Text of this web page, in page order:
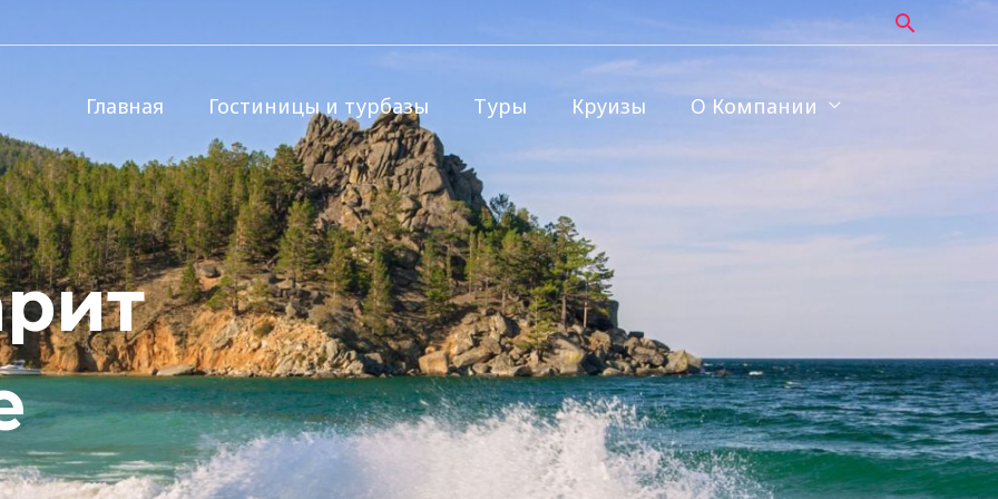
Поиск
Главная Гостиницы и турбазы Туры Круизы О Компании